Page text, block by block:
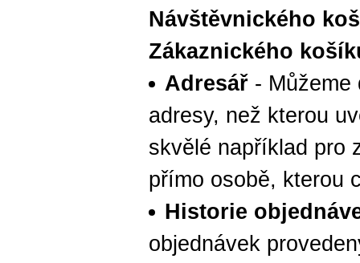
Návštěvnického
Zákaznického
Adresář - Můžeme
adresy, než kterou
skvělé například pro
přímo osobě, kterou
Historie
objednávek